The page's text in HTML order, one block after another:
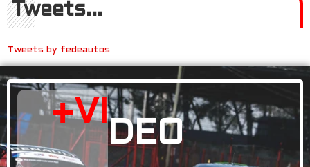
Tweets...
Tweets by fedeautos
+VI
DEO